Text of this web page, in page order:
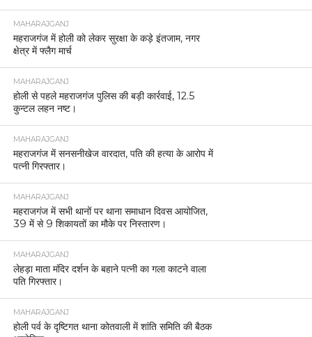
MAHARAJGANJ
महराजगंज में होली को लेकर सुरक्षा के कड़े इंतजाम, नगर
क्षेत्र में फ्लैग मार्च
MAHARAJGANJ
होली से पहले महराजगंज पुलिस की बड़ी कार्रवाई, 12.5
कुन्टल लहन नष्ट।
MAHARAJGANJ
महराजगंज में सनसनीखेज वारदात, पति की हत्या के आरोप में
पत्नी गिरफ्तार।
MAHARAJGANJ
महराजगंज में सभी थानों पर थाना समाधान दिवस आयोजित,
39 में से 9 शिकायतों का मौके पर निस्तारण।
MAHARAJGANJ
लेहड़ा माता मंदिर दर्शन के बहाने पत्नी का गला काटने वाला
पति गिरफ्तार।
MAHARAJGANJ
होली पर्व के दृष्टिगत थाना कोतवाली में शांति समिति की बैठक